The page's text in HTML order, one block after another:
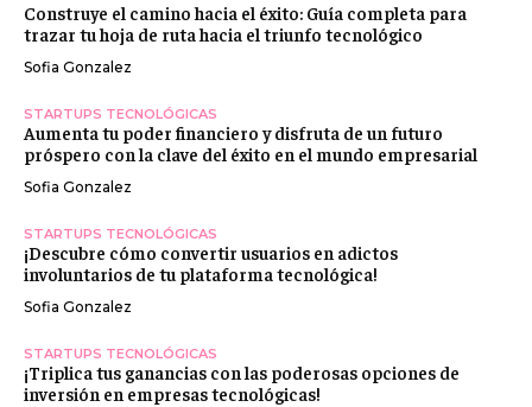
Construye el camino hacia el éxito: Guía completa para
trazar tu hoja de ruta hacia el triunfo tecnológico
Sofia Gonzalez
STARTUPS TECNOLÓGICAS
Aumenta tu poder financiero y disfruta de un futuro
próspero con la clave del éxito en el mundo empresarial
Sofia Gonzalez
STARTUPS TECNOLÓGICAS
¡Descubre cómo convertir usuarios en adictos
involuntarios de tu plataforma tecnológica!
Sofia Gonzalez
STARTUPS TECNOLÓGICAS
¡Triplica tus ganancias con las poderosas opciones de
inversión en empresas tecnológicas!